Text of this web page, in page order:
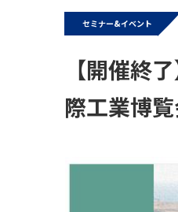
セミナー&イベント
【開催終
際工業博